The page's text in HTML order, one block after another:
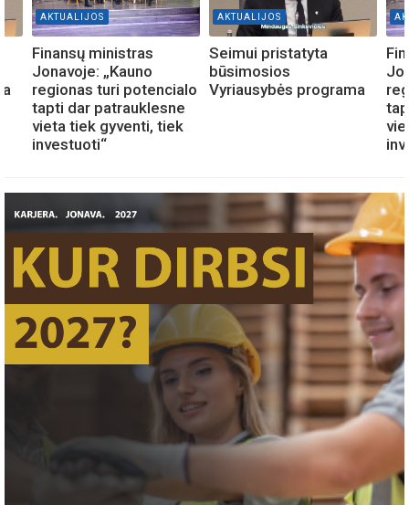
AKTUALIJOS
Finansų ministras
Jonavoje: „Kauno
regionas turi potencialo
tapti dar patrauklesne
vieta tiek gyventi, tiek
investuoti“
AKTUALIJOS
Seimui pristatyta
būsimosios
Vyriausybės programa